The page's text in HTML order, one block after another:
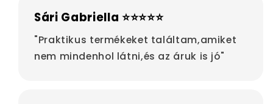
Sári Gabriella ⭐⭐⭐⭐⭐
"Praktikus termékeket találtam,amiket
nem mindenhol látni,és az áruk is jó"